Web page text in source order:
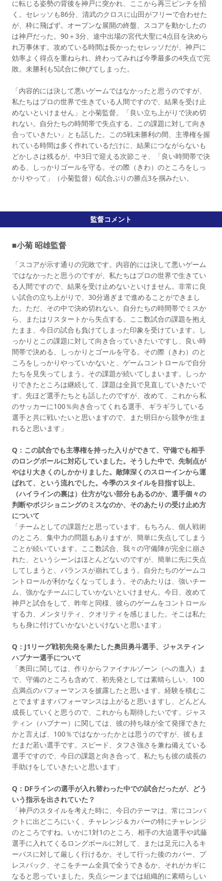
に転じる姿勢の背後を神戸に突かれ、ここから再三ピンチを招
く。セレッソも86分、清武のクロスに山田がフリーで合わせた
が、枠に飛ばず。オープンな展開の終盤、スコアを動かしたの
は神戸だった。90＋3分、途中出場の宮代大聖に4点目を決めら
れ万事休す。攻めている時間は長かったセレッソだが、神戸に
効率よく得点を重ねられ、終わってみれば今季最多の4失点で完
敗。未勝利も5試合に伸びてしまった。
「内容的には決して悪いゲームではなかったと思うのですが、
私たちはプロの世界で生きている人間ですので、結果を受け止
めないといけません」と小菊監督。「良い立ち上がりで決め切
れない。自分たちの時間帯で失点する。この課題に対して向き
合っていきたい」とも話した。この5戦未勝利の間、主導権を握
れている時間は多く作れているだけに、結果につながらないも
どかしさは残るが、中3日で迎える次節こそ、「良い時間帯で決
める、しっかりゴールを守る。その際（きわ）のところをしっ
かりやって」（小菊監督）6試合ぶりの勝点3を掴みたい。
監督コメント
■小菊 昭雄監督
「スコアが示す通りの完敗です。内容的には決して悪いゲーム
ではなかったと思うのですが、私たちはプロの世界で生きてい
る人間ですので、結果を受け止めないといけません。非常に良
い試合の立ち上がりで、30分過ぎまで進めることができまし
た。ただ、その中で決め切れない。自分たちの時間帯でミスか
ら、またはリスタートから失点する。ここ数試合の課題を抱え
たまま、今日の試合も負けてしまった印象を受けています。し
っかりとこの課題に対して向き合っていきたいですし、良い時
間帯で決める、しっかりとゴールを守る。その際（きわ）のと
ころをしっかりやっていかないと、ゲームコントロールで自分
たちを見失ってしまう。その課題が続いてしまいます。しっか
りできたところは継続して、課題は全員で見直していきたいで
す。先ほど選手たちとも話したのですが、改めて、これから私
のサッカーに100％向き合ってくれる選手、ギラギラしている
選手と共に戦いたいと思いますので、また明日から競争が生ま
れると思います」
Q：この試合でも主導権を持った入りができて、守備でも相手
のロングボールに対応していました。そうした中で、先制点が
やはり大きくのしかかりました。敵陣深くのスローインから運
ばれて、という流れでした。今季のスタイルを目指す以上、
（ハイラインの裏は）仕方がない部分もあるのか、選手個々の
判断やポジショニングのミスなのか、そのあたりの受け止め方
について
「チームとしての課題だと思っています。もちろん、個人戦術
のところ、集中力の問題もありますが、簡単に失点してしまう
ことが続いています。ここ数試合、我々の守備陣が完全に崩さ
れた、というシーンはほとんどないのですが、簡単に先に失点
してしまうと、バランスが崩れてしまう。自分たちのゲームコ
ントロールが利かなくなってしまう。そのあたりは、強いチー
ム、強かなチームにしていかないといけません。今日、改めて
神戸と試合をして、昨年と同様、彼らのゲームをコントロール
する力、メンタリティ、クオリティを感じました。そこは私た
ちも身に付けていかないといけないと思います」
Q：J1リーグ戦初先発を果たした奥田勇斗選手、ジャスティン
ハブナー選手について
「奥田に関しては、作りからファイナルゾーン（への進入）ま
で、守備のところも含めて、初先発としては素晴らしい、100
点満点のパフォーマンスを披露したと思います。経験を積むこ
とでますますパフォーマンスは上がると思いますし、どんどん
成長していくと思うので、これからも期待したいです。ジャス
ティン（ハブナー）に関しては、彼の持ち味が全て発揮できた
かと言えば、100％ではなかったかとは思うのですが、彼もま
だまだ若い選手です。スピード、タフさ強さを兼ね備えている
選手ですので、今日の課題と向き合って、私たちも彼の成長の
手助けをしていきたいと思います」
Q：DFラインの選手が入れ替わった中での試合だったが、どう
いう指示を出されていた？
「神戸のスタイルを考えた時に、今日のテーマは、常にコンパ
クトに出どころにいく、チャレンジ＆カバーの特にチャレンジ
のところですね。いかに1対1のところ、相手の大迫選手や武藤
選手に入れてくるロングボールに対して、または足元に入るキ
ーパスに対して厳しく行けるか。そして行った後のカバー、プ
レスバック、そこをチーム全員で全うできるか。それがカギに
なると思っていました。失点シーンまでは組織的に素晴らしい